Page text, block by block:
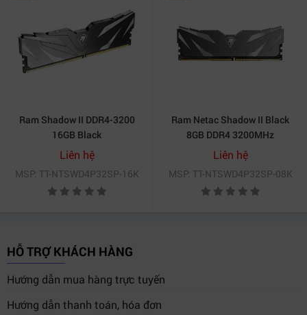
được ứng dụng trong nhiều lĩnh vực:
PC Gaming:Tối ưu tốc độ xử lý, mang lại trải nghiệm
chơi game mượt mà, FPS ổn định.
Làm việc văn phòng:Chạy mượt các ứng dụng
Excel, Word, PowerPoint cùng lúc.
Streaming: Giúp livestream, chỉnh sửa video ổn định
mà không lo giật lag.
Ram Shadow II DDR4-3200
16GB Black
Liên hệ
MSP: TT-NTSWD4P32SP-16K
Ram Netac Shadow II Black
8GB DDR4 3200MHz
Liên hệ
MSP: TT-NTSWD4P32SP-08K
HỖ TRỢ KHÁCH HÀNG
Hướng dẫn mua hàng trực tuyến
Hướng dẫn thanh toán, hóa đơn